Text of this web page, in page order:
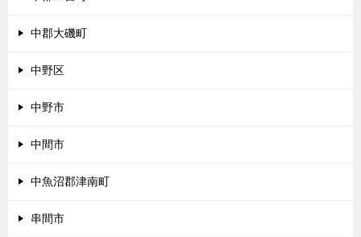
中郡大磯町
中野区
中野市
中間市
中魚沼郡津南町
串間市